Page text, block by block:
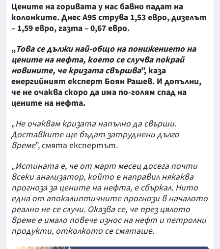
Цените на горивата у нас бавно падат на
колонките. Днес А95 струва 1,53 евро, дизелът
– 1,59 евро, газта – 0,67 евро.
„Това се дължи най-общо на понижението на
цените на нефта, което се случва покрай
новините, че кризата свършва”, каза
енергийният експерт Боян Рашев. И допълни,
че не очаква скоро да има по-голям спад на
цените на нефта.
„Не очаквам кризата напълно да свърши.
Доставките ще бъдат затруднени дълго
време”, смята експертът.
„Истината е, че от март месец досега почти
всеки анализатор, който е направил някаква
прогноза за цените на нефта, е сбъркал. Нито
една от апокалиптичните прогнози в началото
реално не се случи. Оказва се, че през цялото
време е имало повече износ на нефт и петролни
продукти, отколкото се смяташе.